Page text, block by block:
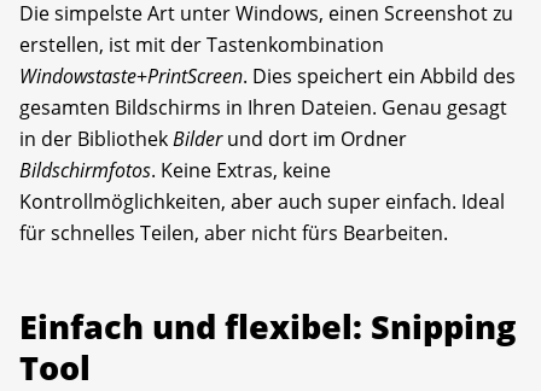
Die simpelste Art unter Windows, einen Screenshot zu
erstellen, ist mit der Tastenkombination
Windowstaste+PrintScreen. Dies speichert ein Abbild des
gesamten Bildschirms in Ihren Dateien. Genau gesagt
in der BibliothekBilderund dort im Ordner
Bildschirmfotos. Keine Extras, keine
Kontrollmöglichkeiten, aber auch super einfach. Ideal
für schnelles Teilen, aber nicht fürs Bearbeiten.
Einfach und flexibel: Snipping
Tool